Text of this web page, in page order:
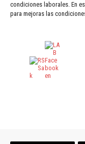
condiciones laborales. En
para mejoras las